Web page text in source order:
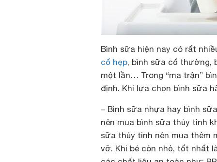
Bình sữa hiện nay có rất
cổ hẹp, bình sữa cổ thường,
một lần… Trong “ma trận”
định. Khi lựa chọn bình sữa
– Bình sữa nhựa hay bình
nên mua bình sữa thủy tinh
sữa thủy tinh nên mua thêm
vỡ. Khi bé còn nhỏ, tốt nhất